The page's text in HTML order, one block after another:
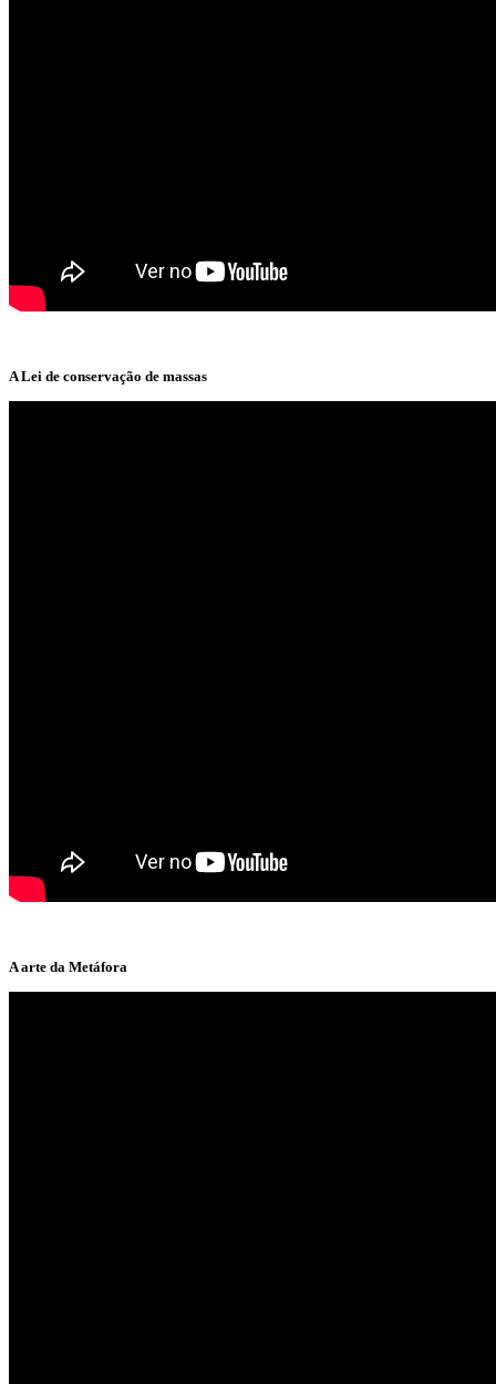
A Lei de conservação de massas
A arte da Metáfora